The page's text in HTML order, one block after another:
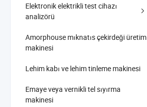
Elektronik elektrikli test cihazı
analizörü
Amorphouse mıknatıs çekirdeği üretim
makinesi
Lehim kabı ve lehim tinleme makinesi
Emaye veya vernikli tel sıyırma
makinesi